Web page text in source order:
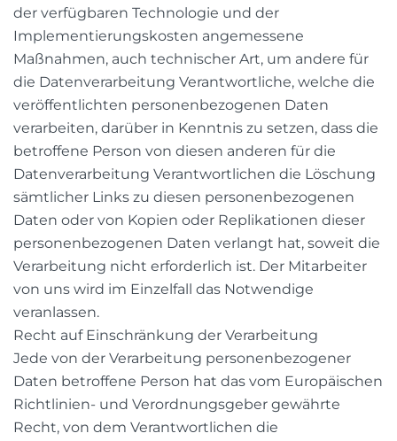
der verfügbaren Technologie und der
Implementierungskosten angemessene
Maßnahmen, auch technischer Art, um andere für
die Datenverarbeitung Verantwortliche, welche die
veröffentlichten personenbezogenen Daten
verarbeiten, darüber in Kenntnis zu setzen, dass die
betroffene Person von diesen anderen für die
Datenverarbeitung Verantwortlichen die Löschung
sämtlicher Links zu diesen personenbezogenen
Daten oder von Kopien oder Replikationen dieser
personenbezogenen Daten verlangt hat, soweit die
Verarbeitung nicht erforderlich ist. Der Mitarbeiter
von uns wird im Einzelfall das Notwendige
veranlassen.
Recht auf Einschränkung der Verarbeitung
Jede von der Verarbeitung personenbezogener
Daten betroffene Person hat das vom Europäischen
Richtlinien- und Verordnungsgeber gewährte
Recht, von dem Verantwortlichen die